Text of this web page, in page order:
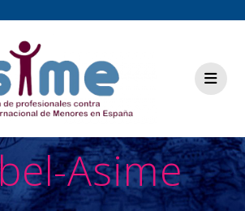
contenido
Asime